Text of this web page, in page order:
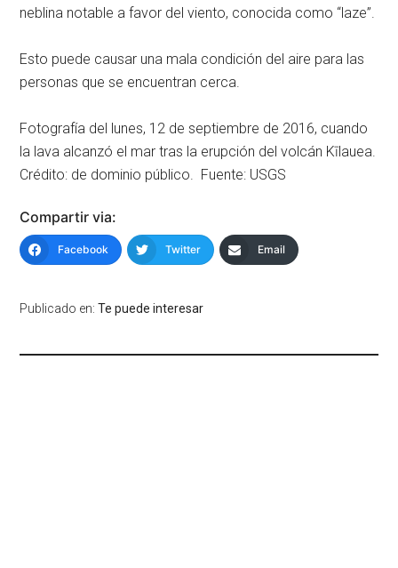
neblina notable a favor del viento, conocida como “laze”.
Esto puede causar una mala condición del aire para las
personas que se encuentran cerca.
Fotografía del lunes, 12 de septiembre de 2016, cuando
la lava alcanzó el mar tras la erupción del volcán Kīlauea.
Crédito: de dominio público. Fuente: USGS
Compartir via:
Facebook Twitter Email
Publicado en:Te puede interesar